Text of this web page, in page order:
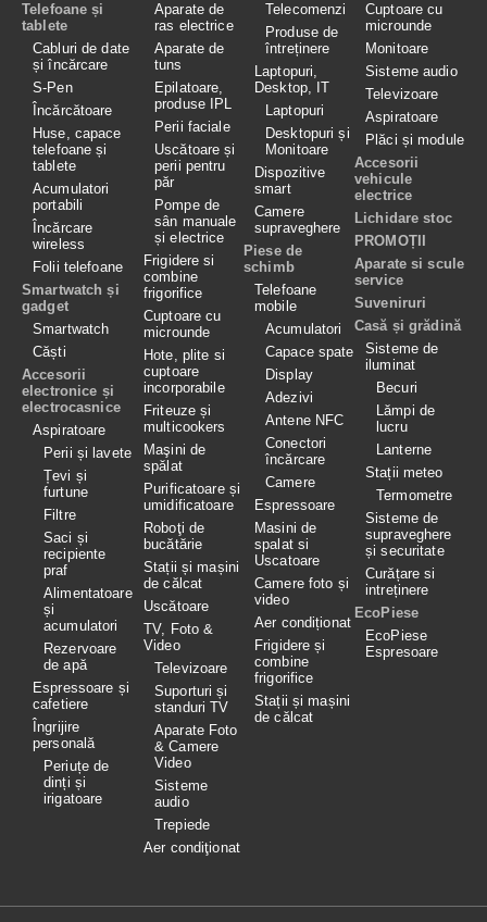
Telefoane și
tablete
Cabluri de date
și încărcare
S-Pen
Încărcătoare
Huse, capace
telefoane și
tablete
Acumulatori
portabili
Încărcare
wireless
Folii telefoane
Smartwatch și
gadget
Smartwatch
Căști
Accesorii
electronice și
electrocasnice
Aspiratoare
Perii și lavete
Țevi și
furtune
Filtre
Saci și
recipiente
praf
Alimentatoare
și
acumulatori
Rezervoare
de apă
Espressoare și
cafetiere
Îngrijire
personală
Periuțe de
dinți și
irigatoare
Aparate de
ras electrice
Aparate de
tuns
Epilatoare,
produse IPL
Perii faciale
Uscătoare și
perii pentru
păr
Pompe de
sân manuale
și electrice
Frigidere si
combine
frigorifice
Cuptoare cu
microunde
Hote, plite si
cuptoare
incorporabile
Friteuze și
multicookers
Maşini de
spălat
Purificatoare și
umidificatoare
Roboţi de
bucătărie
Stații și mașini
de călcat
Uscătoare
TV, Foto &
Video
Televizoare
Suporturi și
standuri TV
Aparate Foto
& Camere
Video
Sisteme
audio
Trepiede
Aer condiţionat
Telecomenzi
Produse de
întreținere
Laptopuri,
Desktop, IT
Laptopuri
Desktopuri și
Monitoare
Dispozitive
smart
Camere
supraveghere
Piese de
schimb
Telefoane
mobile
Acumulatori
Capace spate
Display
Adezivi
Antene NFC
Conectori
încărcare
Camere
Espressoare
Masini de
spalat si
Uscatoare
Camere foto și
video
Aer condiționat
Frigidere și
combine
frigorifice
Stații și mașini
de călcat
Cuptoare cu
microunde
Monitoare
Sisteme audio
Televizoare
Aspiratoare
Plăci și module
Accesorii
vehicule
electrice
Lichidare stoc
PROMOȚII
Aparate si scule
service
Suveniruri
Casă și grădină
Sisteme de
iluminat
Becuri
Lămpi de
lucru
Lanterne
Stații meteo
Termometre
Sisteme de
supraveghere
și securitate
Curățare si
intreținere
EcoPiese
EcoPiese
Espresoare